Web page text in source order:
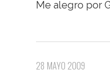
Me alegro por
28 MAYO 2009